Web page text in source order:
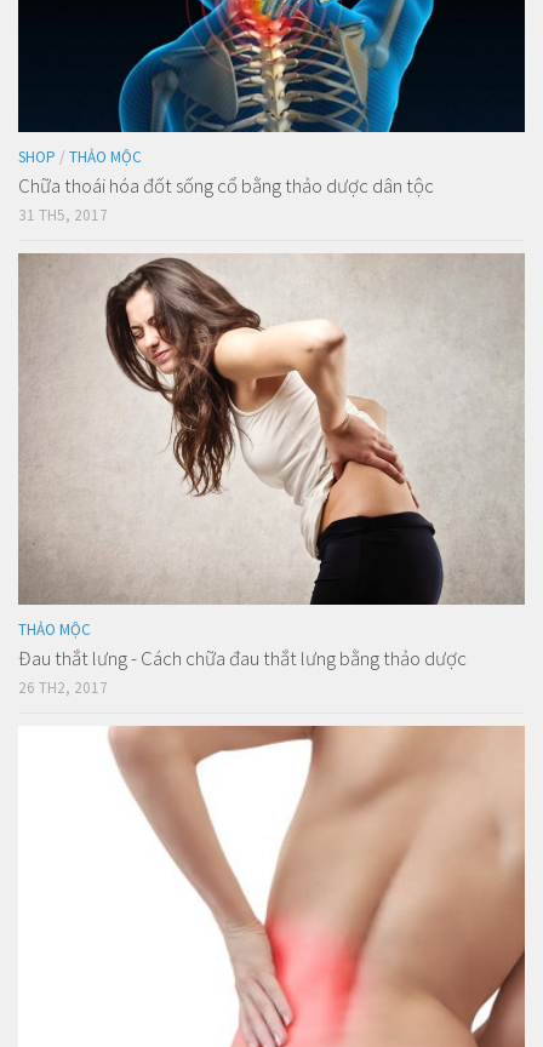
SHOP / THẢO MỘC
Chữa thoái hóa đốt sống cổ bằng thảo dược dân tộc
31 TH5, 2017
THẢO MỘC
Đau thắt lưng - Cách chữa đau thắt lưng bằng thảo dược
26 TH2, 2017